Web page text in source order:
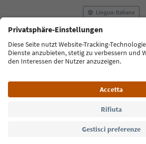
Lingua: Italiano
FAQ Contatti Press MICE
Termini e condizioni
Crediti
Alto Adige B2B